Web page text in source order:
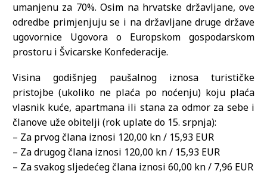
umanjenu za 70%. Osim na hrvatske državljane, ove
odredbe primjenjuju se i na državljane druge države
ugovornice Ugovora o Europskom gospodarskom
prostoru i Švicarske Konfederacije.
Visina godišnjeg paušalnog iznosa turističke
pristojbe (ukoliko ne plaća po noćenju) koju plaća
vlasnik kuće, apartmana ili stana za odmor za sebe i
članove uže obitelji (rok uplate do 15. srpnja):
– Za prvog člana iznosi 120,00 kn / 15,93 EUR
– Za drugog člana iznosi 120,00 kn / 15,93 EUR
– Za svakog sljedećeg člana iznosi 60,00 kn / 7,96 EUR